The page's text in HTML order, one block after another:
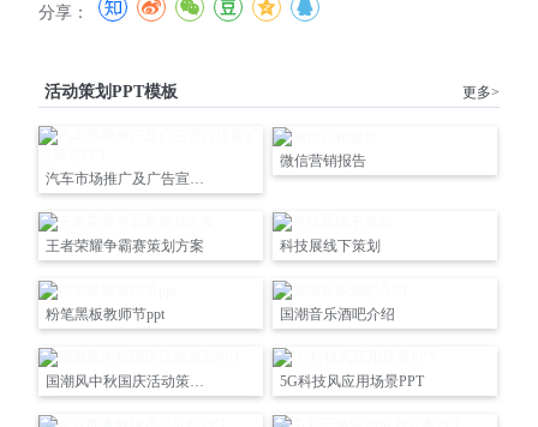
分享：
活动策划PPT模板 更多>
汽车市场推广及广告宣传提案|广告策划PPT
微信营销报告
王者荣耀争霸赛策划方案 科技展线下策划
粉笔黑板教师节ppt 国潮音乐酒吧介绍
国潮风中秋国庆活动策划PPT 5G科技风应用场景PPT